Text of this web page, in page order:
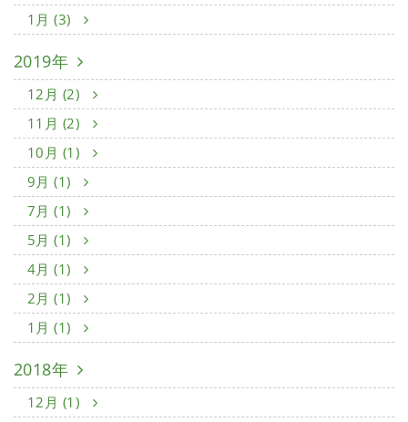
1月 (3)
2019年
12月 (2)
11月 (2)
10月 (1)
9月 (1)
7月 (1)
5月 (1)
4月 (1)
2月 (1)
1月 (1)
2018年
12月 (1)